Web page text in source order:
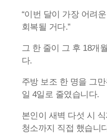
“이번 달이 가장 어려
회복될 거다.”
그 한 줄이 그 후 18개
다.
주방 보조 한 명을 그
일 4일로 줄였습니다.
본인이 새벽 다섯 시
청소까지 직접 했습니